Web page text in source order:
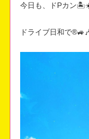
今日も、ドPカン
ドライブ日和で